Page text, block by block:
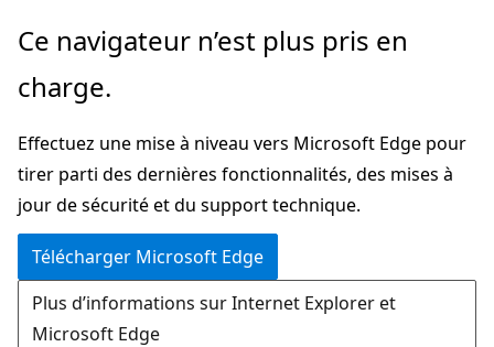
Passer
directement
au
principal
Ce navigateur n’est plus pris en
charge.
Effectuez une mise à niveau vers Microsoft Edge pour
tirer parti des dernières fonctionnalités, des mises à
jour de sécurité et du support technique.
Télécharger Microsoft Edge
Plus d’informations sur Internet Explorer et
Microsoft Edge